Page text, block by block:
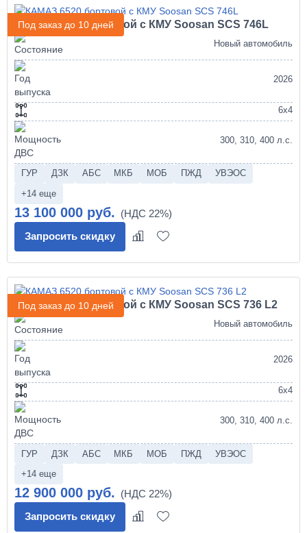
Под заказ до 10 дней
КАМАЗ 6520 бортовой с КМУ Soosan SCS 746L
Новый автомобиль
2026
6х4
300, 310, 400 л.с.
ГУР ДЗК АБС МКБ МОБ ПЖД
УВЭОС
+14 еще
13 100 000 руб.
Запросить скидку
Под заказ до 10 дней
КАМАЗ 6520 бортовой с КМУ Soosan SCS 736 L2
Новый автомобиль
2026
6х4
300, 310, 400 л.с.
ГУР ДЗК АБС МКБ МОБ ПЖД
УВЭОС
+14 еще
12 900 000 руб.
Запросить скидку